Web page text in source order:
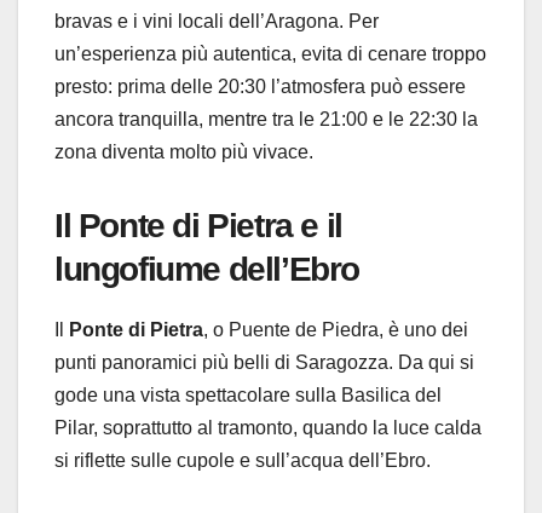
bravas e i vini locali dell’Aragona. Per
un’esperienza più autentica, evita di cenare troppo
presto: prima delle 20:30 l’atmosfera può essere
ancora tranquilla, mentre tra le 21:00 e le 22:30 la
zona diventa molto più vivace.
Il Ponte di Pietra e il
lungofiume dell’Ebro
Ponte di Pietra, o Puente de Piedra, è uno dei
punti panoramici più belli di Saragozza. Da qui si
gode una vista spettacolare sulla Basilica del
Pilar, soprattutto al tramonto, quando la luce calda
si riflette sulle cupole e sull’acqua dell’Ebro.